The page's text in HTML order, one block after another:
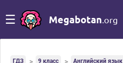
☰ Megabotan .org
ГДЗ 9 класс Английский язык